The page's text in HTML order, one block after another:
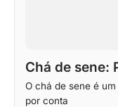
Chá de sene:
O chá de sene é
por conta